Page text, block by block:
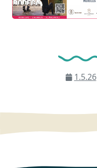
1.5.26